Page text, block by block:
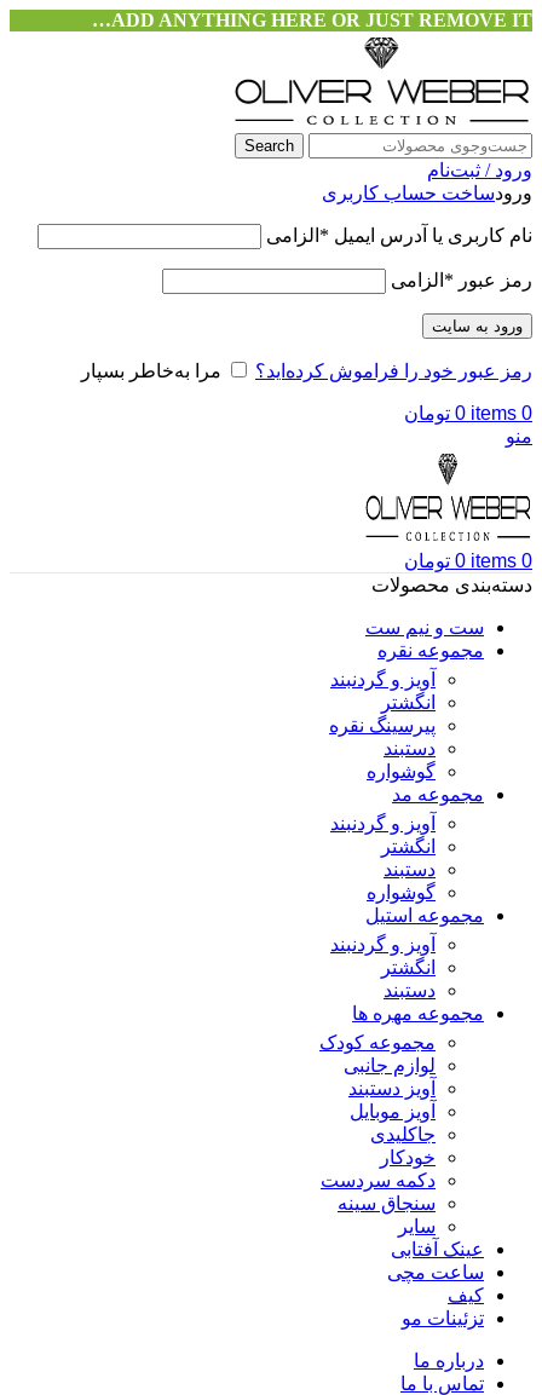
ADD ANYTHING HERE OR JUST REMOVE IT…
Search
ورود / ثبت‌نام
ورودساخت حساب کاربری
نام کاربری یا آدرس ایمیل * الزامی
رمز عبور * الزامی
ورود به سایت
رمز عبور خود را فراموش کرده‌اید؟ مرا به‌خاطر بسپار
0
items
0 تومان
منو
0
items
0 تومان
دسته‌بندی محصولات
ست و نیم ست
مجموعه نقره
آویز و گردنبند
انگشتر
پیرسینگ نقره
دستبند
گوشواره
مجموعه مد
آویز و گردنبند
انگشتر
دستبند
گوشواره
مجموعه استیل
آویز و گردنبند
انگشتر
دستبند
مجموعه مهره ها
مجموعه کودک
لوازم جانبی
آویز دستبند
آویز موبایل
جاکلیدی
خودکار
دکمه سردست
سنجاق سینه
سایر
عینک آفتابی
ساعت مچی
کیف
تزئینات مو
درباره ما
تماس با ما